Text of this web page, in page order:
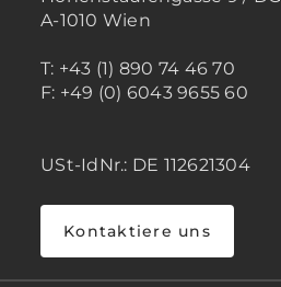
A-1010 Wien
T: +43 (1) 890 74 46 70
F: +49 (0) 6043 9655 60
USt-IdNr.: DE 112621304
Kontaktiere uns